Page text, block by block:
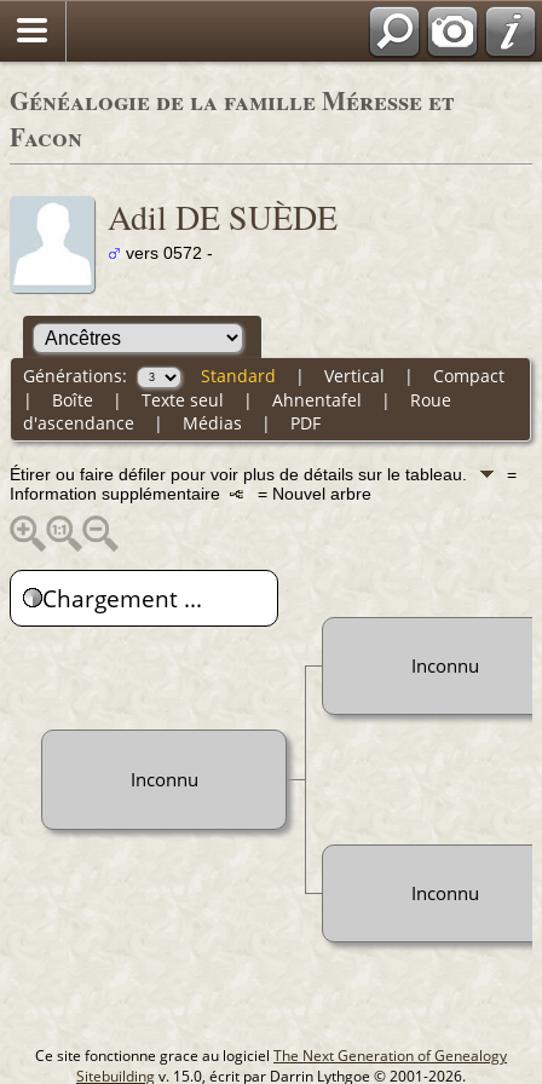
Généalogie de la famille Méresse et
Facon
Adil DE SUÈDE
vers 0572 -
Générations: Standard | Vertical | Compact
| Boîte | Texte seul | Ahnentafel | Roue
d'ascendance | Médias | PDF
Étirer ou faire défiler pour voir plus de détails sur le tableau.
=
Information supplémentaire
= Nouvel arbre
Chargement ...
Inconnu
Inconnu
Inconnu
Ce site fonctionne grace au logiciel The Next Generation of Genealogy
Sitebuildingv. 15.0, écrit par Darrin Lythgoe © 2001-2026.